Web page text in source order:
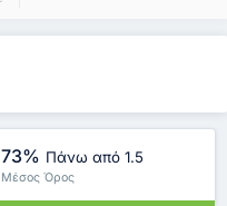
73% Πάνω από 1.5
Μέσος Όρος